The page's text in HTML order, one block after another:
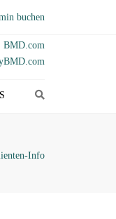
buchen
BMD.com
Info